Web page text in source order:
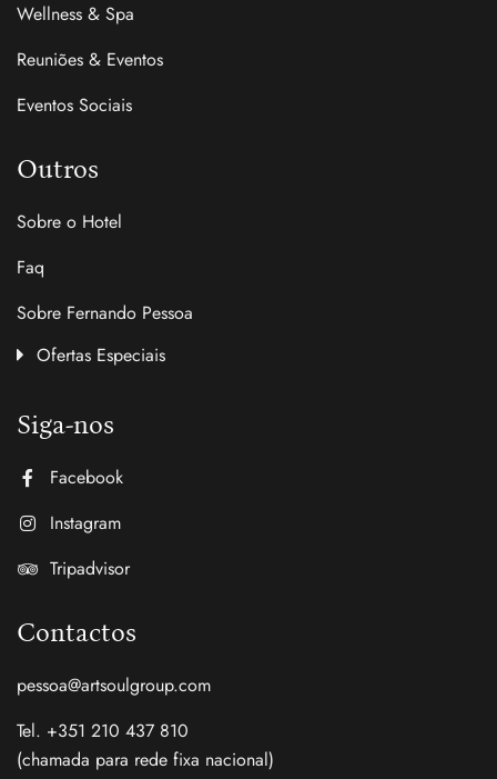
Wellness & Spa
Reuniões & Eventos
Eventos Sociais
Outros
Sobre o Hotel
Faq
Sobre Fernando Pessoa
Ofertas Especiais
Siga-nos
Facebook
Instagram
Tripadvisor
Contactos
pessoa@artsoulgroup.com
Tel. +351 210 437 810
(chamada para rede fixa nacional)